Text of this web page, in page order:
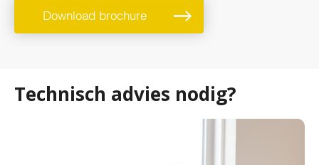
Download brochure
Technisch advies nodig?